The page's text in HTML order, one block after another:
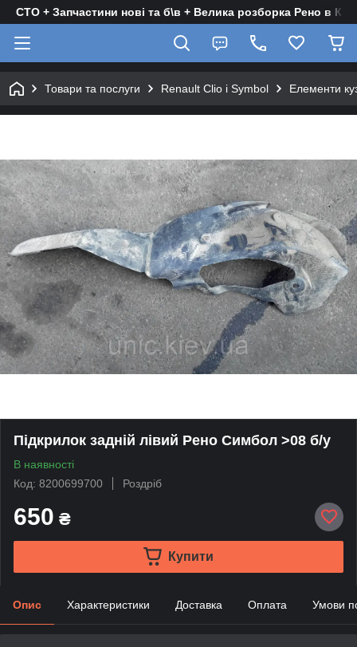
СТО + Запчастини нові та б\в + Велика розборка Рено в
Товари та послуги Renault Clio і Symbol Елементи
Підкрилок задній лівий Рено Симбол >08 б/у
В наявності
Код: 8200699700
Роздріб
650 ₴
Купити
Опис Характеристики Доставка Оплата Умови